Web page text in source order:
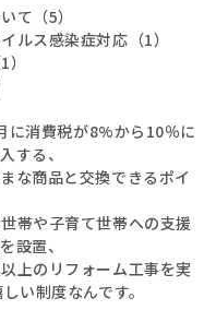
て（5）
ス感染症対応（1）
に消費税が8%から10％に
する、
な商品と交換できるポイ
帯や子育て世帯への支援
設置、
上のリフォーム工事を実
い制度なんです。